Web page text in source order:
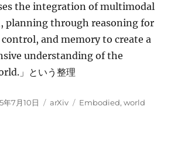
the integration of multimodal
planning through reasoning for
and memory to create a
understanding of the
」という整理
年7月10日
カ
arXiv
タ
Embodied,world